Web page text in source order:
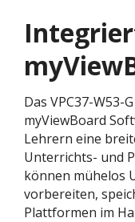
Das VPC37-W53-
myViewBoard
Lehrern eine
Unterrichts- und
können mühelos
vorbereiten,
Plattformen im